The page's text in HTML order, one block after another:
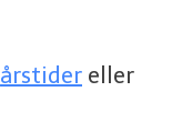
årstider eller